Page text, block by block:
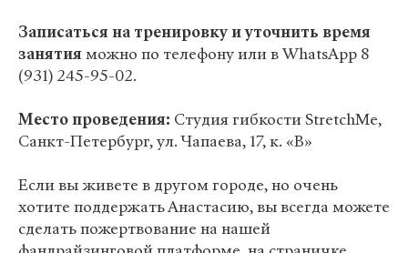
Записаться на тренировку и уточнить время
занятияможно по телефону или в WhatsApp 8
(931) 245-95-02.
Место проведения: Студия гибкости StretchMe,
Санкт-Петербург, ул. Чапаева, 17, к. «В»
Если вы живете в другом городе, но очень
хотите поддержать Анастасию, вы всегда можете
сделать пожертвование на нашей